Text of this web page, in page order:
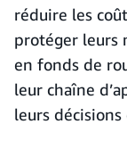
réduire les
protéger leurs
en fonds de
leur chaîne
leurs décisions